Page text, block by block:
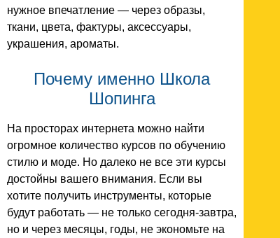
нужное впечатление — через образы,
ткани, цвета, фактуры, аксессуары,
украшения, ароматы.
Почему именно Школа
Шопинга
На просторах интернета можно найти
огромное количество курсов по обучению
стилю и моде. Но далеко не все эти курсы
достойны вашего внимания. Если вы
хотите получить инструменты, которые
будут работать — не только сегодня-завтра,
но и через месяцы, годы, не экономьте на